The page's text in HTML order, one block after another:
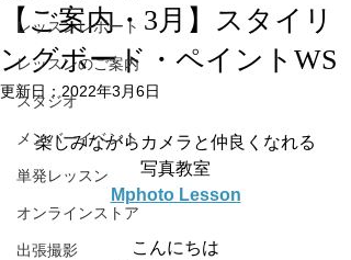
レッスンレポート
レッスンのご案内
スタジオ
メンバーイベント
単発レッスン
オンラインストア
出張撮影
【ご案内・3月】スタイリ
ングボード・ペイントWS
更新日： 2022年3月6日
楽しみながらカメラと仲良くなれる
写真教室
Mphoto Lesson
こんにちは